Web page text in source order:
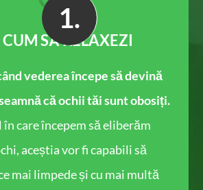
1.
SĂ RELAXEZI
vederea începe să devină
că ochii tăi sunt obosiți.
care începem să eliberăm
aceștia vor fi capabili să
mai limpede și cu mai multă